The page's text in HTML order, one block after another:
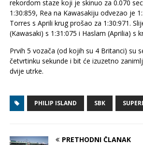
rekordom staze koji je skinuo za 0.070
1:30:859, Rea na Kawasakiju odvezao je
Torres s Aprili krug prošao za 1:30:971.
(Kawasaki) s 1:31:075 i Haslam (Aprilia) s
Prvih 5 vozača (od kojih su 4 Britanci) su
četvrtinku sekunde i bit će izuzetno
dvije utrke.
PHILIP ISLAND SBK
PRETHODNI ČLANAK